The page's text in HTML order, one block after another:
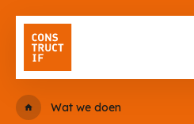
Wat we doen